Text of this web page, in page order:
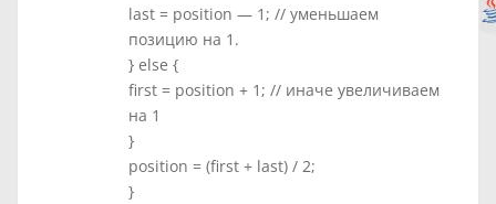
last = position — 1; // уменьшаем
позицию на 1.
} else {
first = position + 1; // иначе увеличиваем
на 1
}
position = (first + last) / 2;
}